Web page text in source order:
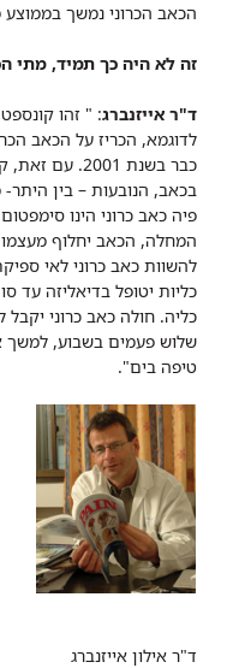
הכאב הכרוני נמשך
זה לא היה כך תמיד, מתי
ד"ר אייזנברג: " זהו
לדוגמא, הכריז על הכאב
כבר בשנת
בכאב, הנובעות – בין
פיה כאב כרוני הינו
המחלה, הכאב יחלוף
להשוות כאב כרוני לאי
כליות יטופל בדיאליזה עד
כליה. חולה כאב כרוני יקבל
שלוש פעמים בשבוע, למשך
טיפה בים".
ד"ר אילון אייזנברג